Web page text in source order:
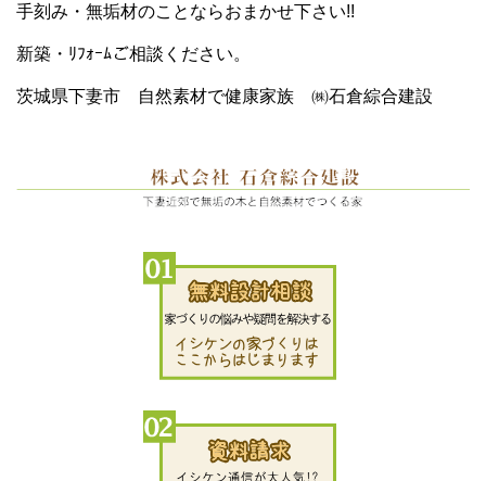
手刻み・無垢材のことならおまかせ下さい!!
新築・ﾘﾌｫｰﾑご相談ください。
茨城県下妻市 自然素材で健康家族 ㈱石倉綜合建設